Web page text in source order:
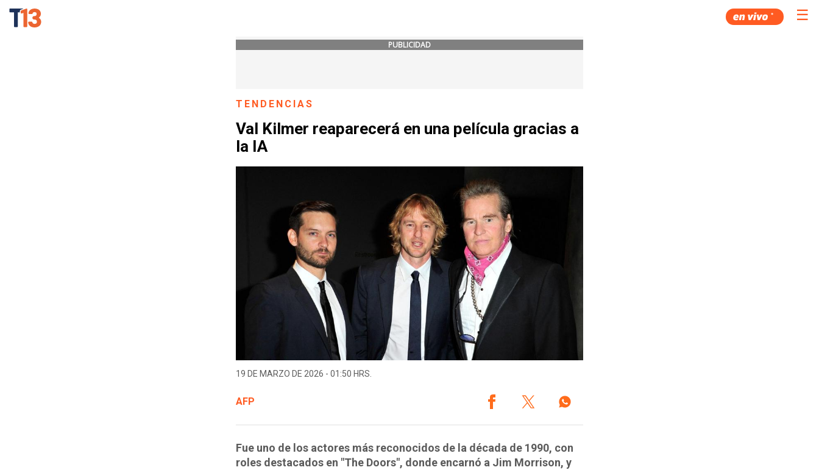
☰
PUBLICIDAD
TENDENCIAS
Val Kilmer reaparecerá en una película gracias a
la IA
19 DE MARZO DE 2026 - 01:50 HRS.
AFP
Fue uno de los actores más reconocidos de la década de 1990, con
roles destacados en "The Doors", donde encarnó a Jim Morrison, y